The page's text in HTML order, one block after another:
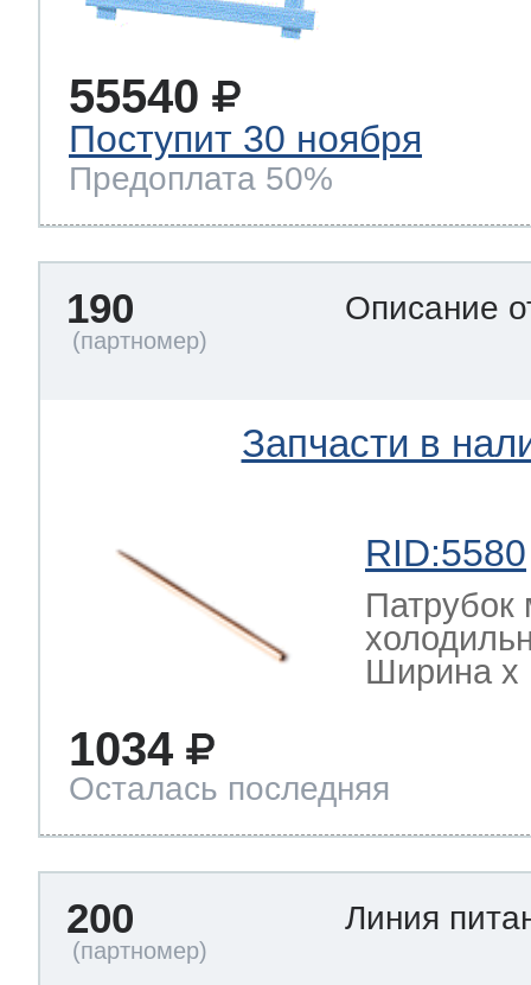
55540
Поступит 30 ноября
Предоплата 50%
190 Описание
Запчасти в
RID:5580
Патрубок
Ширина х
1034
Осталась последняя
200 Линия